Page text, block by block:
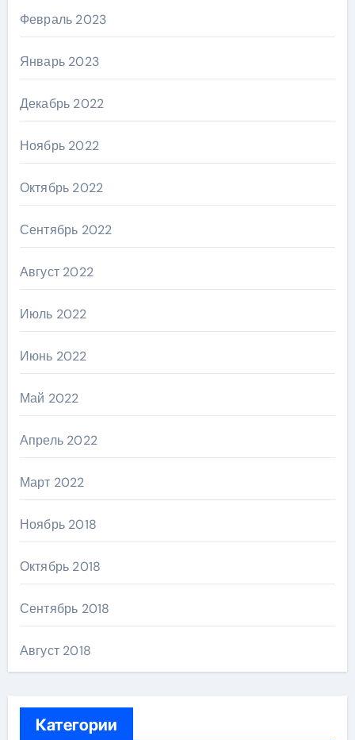
Февраль 2023
Январь 2023
Декабрь 2022
Ноябрь 2022
Октябрь 2022
Сентябрь 2022
Август 2022
Июль 2022
Июнь 2022
Май 2022
Апрель 2022
Март 2022
Ноябрь 2018
Октябрь 2018
Сентябрь 2018
Август 2018
Категории